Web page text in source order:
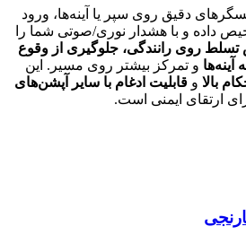
دقیق روی سپر یا آینه‌ها، ورود
داده و با هشدار نوری/صوتی شما را
تسلط روی رانندگی، جلوگیری از وقوع
و تمرکز بیشتر روی مسیر. این
بالا و قابلیت ادغام با سایر آپشن‌های
ارتقای ایمنی است.